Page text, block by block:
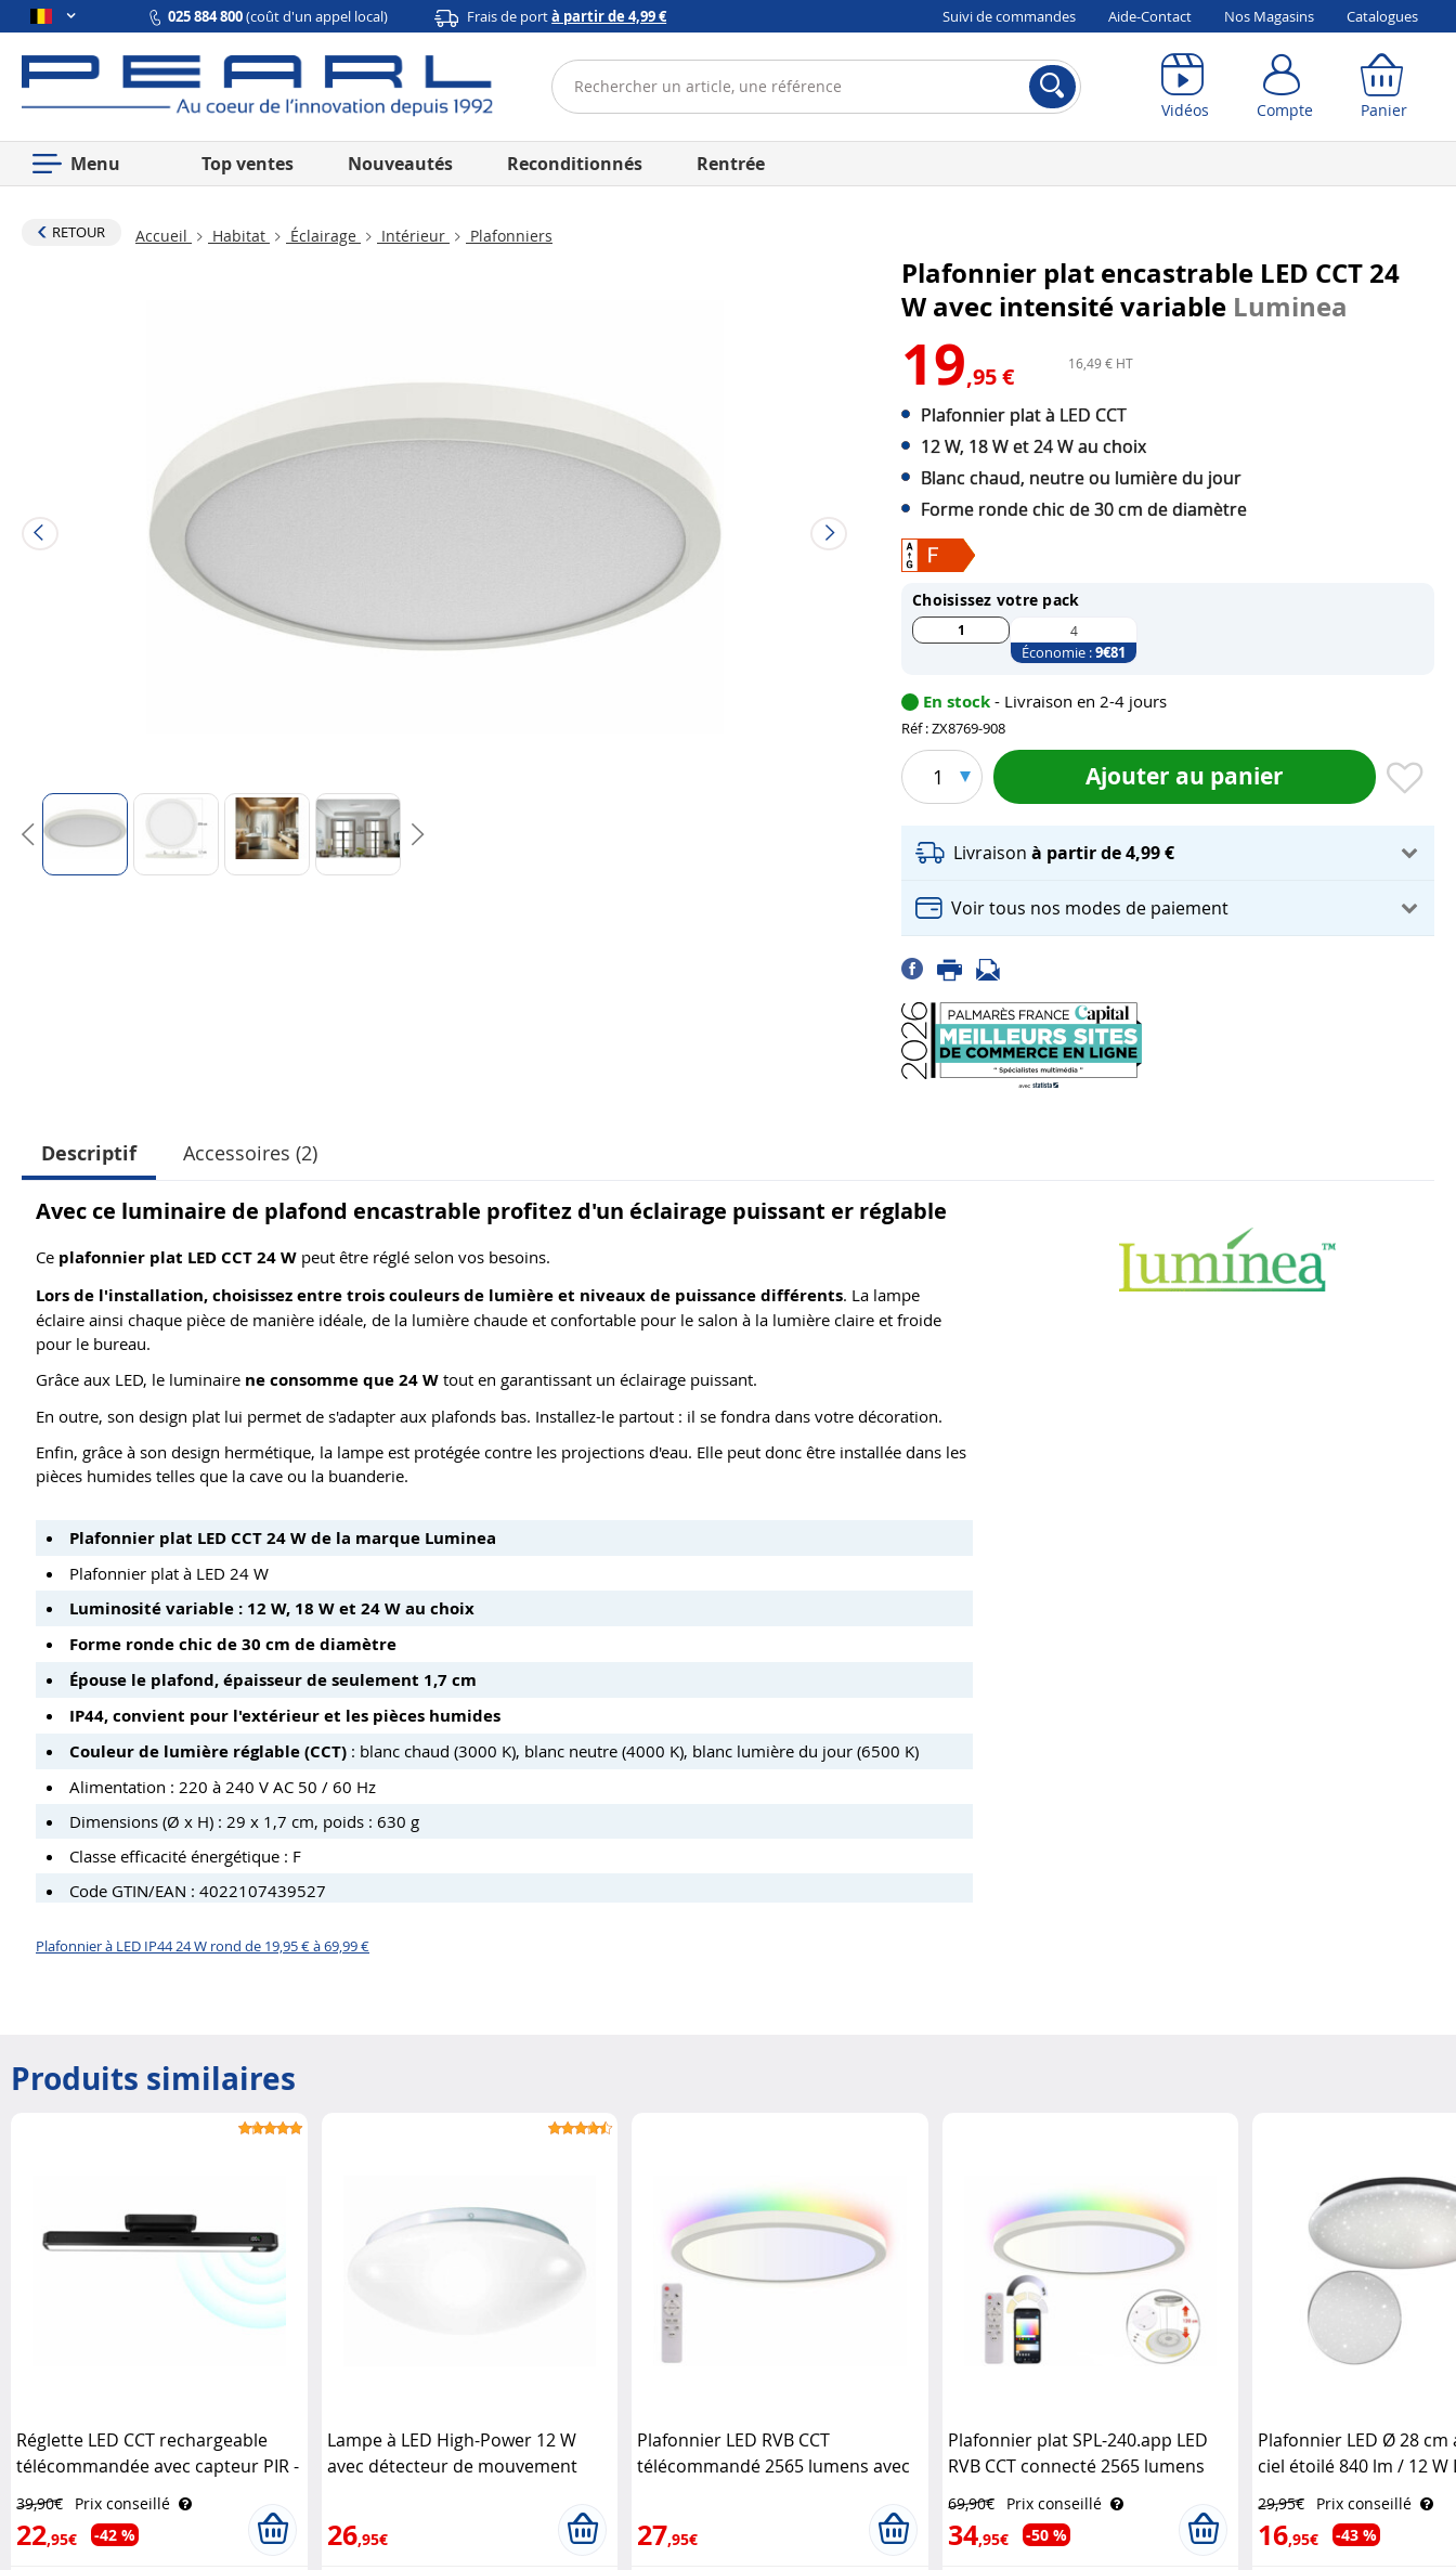
025 884 800(coût d'un appel local) Frais de portà partir de 4,99 € Suivi de commandes Aide-Contact Nos Magasins Catalogues
Vidéos Compte Panier
Menu Top ventes Nouveautés Reconditionnés Rentrée
RETOUR Accueil Habitat Éclairage Intérieur Plafonniers
Plafonnier plat encastrable LED CCT 24
W avec intensité variable Luminea
19,95 € 16,49 € HT
Plafonnier plat à LED CCT
12 W, 18 W et 24 W au choix
Blanc chaud, neutre ou lumière du jour
Forme ronde chic de 30 cm de diamètre
Choisissez votre pack
1 4
Économie :9€81
En stock - Livraison en 2-4 jours
Réf : ZX8769-908
1 Ajouter au panier
Livraisonà partir de 4,99 €
Voir tous nos modes de paiement
Descriptif Accessoires (2)
Avec ce luminaire de plafond encastrable profitez d'un éclairage puissant er réglable
Ce plafonnier plat LED CCT 24 W peut être réglé selon vos besoins.
Lors de l'installation, choisissez entre trois couleurs de lumière et niveaux de puissance différents. La lampe
éclaire ainsi chaque pièce de manière idéale, de la lumière chaude et confortable pour le salon à la lumière claire et froide
pour le bureau.
Grâce aux LED, le luminaire ne consomme que 24 W tout en garantissant un éclairage puissant.
En outre, son design plat lui permet de s'adapter aux plafonds bas. Installez-le partout : il se fondra dans votre décoration.
Enfin, grâce à son design hermétique, la lampe est protégée contre les projections d'eau. Elle peut donc être installée dans les
pièces humides telles que la cave ou la buanderie.
Plafonnier plat LED CCT 24 W de la marque Luminea
Plafonnier plat à LED 24 W
Luminosité variable : 12 W, 18 W et 24 W au choix
Forme ronde chic de 30 cm de diamètre
Épouse le plafond, épaisseur de seulement 1,7 cm
IP44, convient pour l'extérieur et les pièces humides
Couleur de lumière réglable (CCT) : blanc chaud (3000 K), blanc neutre (4000 K), blanc lumière du jour (6500 K)
Alimentation : 220 à 240 V AC 50 / 60 Hz
Dimensions (Ø x H) : 29 x 1,7 cm, poids : 630 g
Classe efficacité énergétique : F
Code GTIN/EAN : 4022107439527
Plafonnier à LED IP44 24 W rond de 19,95 € à 69,99 €
Produits similaires
Réglette LED CCT rechargeable
télécommandée avec capteur PIR -
coloris noir Lunartec
39,90€ Prix conseillé
22,95€ -42 %
Lampe à LED High-Power 12 W
avec détecteur de mouvement
26,95€
Plafonnier LED RVB CCT
télécommandé 2565 lumens avec
27,95€
Plafonnier plat SPL-240.app LED
RVB CCT connecté 2565 lumens
avec intensité variable Luminea
Home Control
69,90€ Prix conseillé
34,95€ -50 %
Plafonnier LED Ø 28 cm
ciel étoilé 840 lm / 12 W
29,95€ Prix conseillé
16,95€ -43 %
Compte Panier